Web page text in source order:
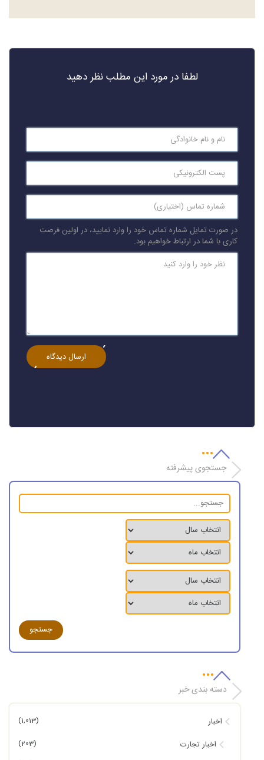
لطفا در مورد این مطلب نظر دهید
در صورت تمایل شماره تماس خود را وارد نمایید، در اولین فرصت
کاری با شما در ارتباط خواهیم بود.
جستجوی پیشرفته
دسته بندی خبر
اخبار (1,013)
اخبار تجارت (203)